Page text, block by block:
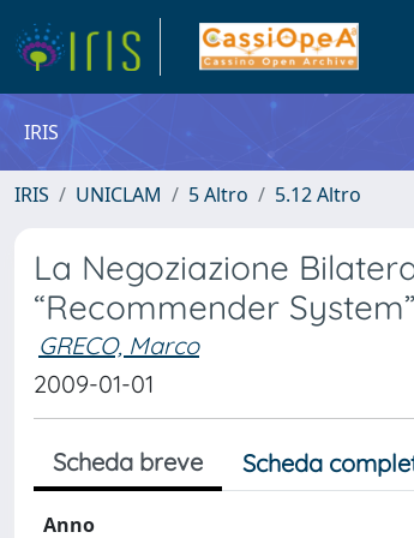
IRIS
IRIS UNICLAM 5 Altro 5.12 Altro
La Negoziazione
“Recommender
GRECO, Marco
2009-01-01
Scheda breve Scheda
Anno